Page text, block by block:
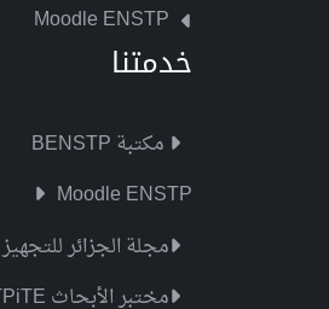
Moodle ENSTP
خدمتنا
مكتبة BENSTP
Moodle ENSTP
مجلة الجزائر للتجهيز
مختبر الأبحاث LTPiTE